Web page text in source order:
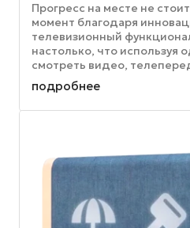
Прогресс на месте не
момент благодаря
телевизионный
настолько, что используя
смотреть видео,
скачивать
подробнее